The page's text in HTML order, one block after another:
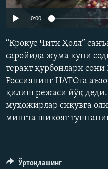
Auto
720p
0:00
“Крокус Чити Ҳолл”
саройида жума куни
теракт қурбонлари
Россиянинг НАТОга
қилиш режаси йўқ деди.
муҳожирлар сиқувга
мингта шикоят
Ўртоқлашинг